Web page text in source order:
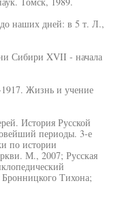
наших дней: в 5 т. Л.,
Сибири XVII - начала
Жизнь и учение
История Русской
периоды. 3-е
по истории
М., 2007; Русская
Тихона;